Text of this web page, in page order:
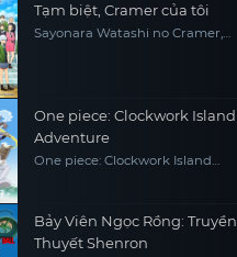
Tạm biệt, Cramer của tôi
Sayonara Watashi no Cramer,
One piece: Clockwork Island
Adventure
One piece: Clockwork Island
Bảy Viên Ngọc Rồng: Truyền
Thuyết Shenron